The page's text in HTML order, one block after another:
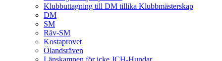
Klubbuttagning till DM tillika Klubbmästerskap
DM
SM
Räv-SM
Kostaprovet
Ölandsräven
Länskampen för icke JCH-Hundar